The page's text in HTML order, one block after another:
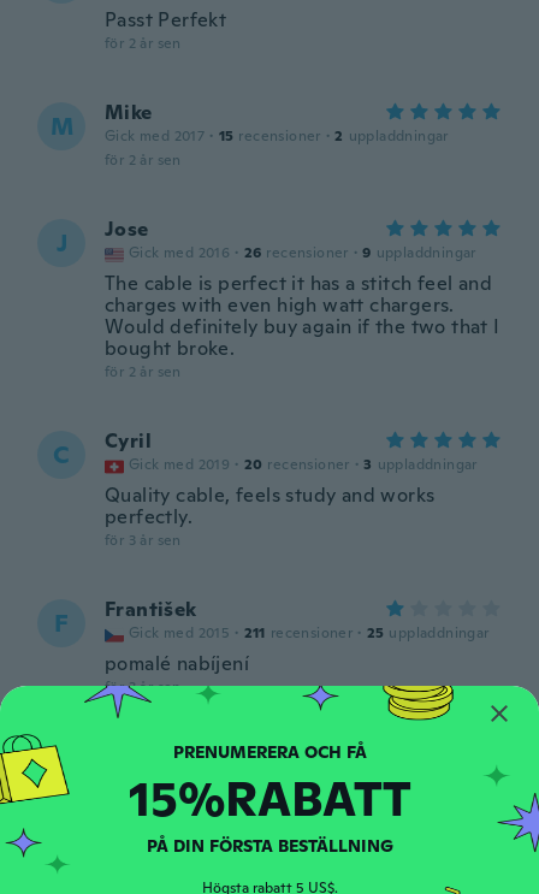
Passt Perfekt
för 2 år sen
M Mike
Gick med 2017 · 15 recensioner · 2 uppladdningar
för 2 år sen
J Jose
Gick med 2016 · 26 recensioner · 9 uppladdningar
The cable is perfect it has a stitch feel and
charges with even high watt chargers.
Would definitely buy again if the two that I
bought broke.
för 2 år sen
C Cyril
Gick med 2019 · 20 recensioner · 3 uppladdningar
Quality cable, feels study and works
perfectly.
för 3 år sen
F František
Gick med 2015 · 211 recensioner · 25 uppladdningar
pomalé nabíjení
för 3 år sen
M Matthew
Gick med 2020 · 36
recensioner
för 3 år sen
PRENUMERERA OCH FÅ
15%RABATT
PÅ DIN FÖRSTA BESTÄLLNING
Högsta rabatt 5 US$.